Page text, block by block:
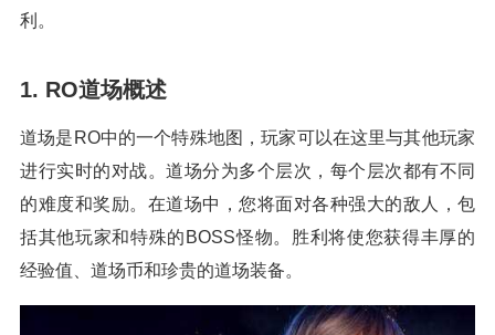
利。
1. RO道场概述
道场是RO中的一个特殊地图，玩家可以在这里与其他玩家
进行实时的对战。道场分为多个层次，每个层次都有不同
的难度和奖励。在道场中，您将面对各种强大的敌人，包
括其他玩家和特殊的BOSS怪物。胜利将使您获得丰厚的
经验值、道场币和珍贵的道场装备。